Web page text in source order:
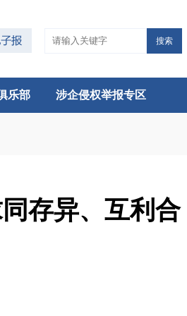
搜索
乐部 涉企侵权举报专区
存异、互利合